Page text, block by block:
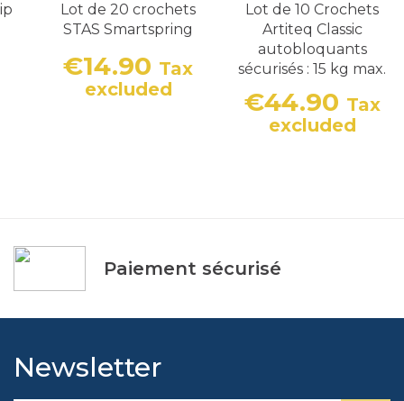
Lot de 20 crochets
STAS Smartspring
Price
€14.90 Tax
excluded
Lot de 10 Crochets
Artiteq Classic
autobloquants
sécurisés : 15 kg max.
Price
€44.90 Tax
excluded
Paiement sécurisé
Newsletter